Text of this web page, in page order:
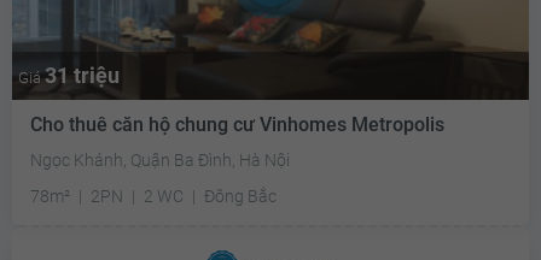
Giá 31 triệu
Cho thuê căn hộ chung cư Vinhomes Metropolis
Ngọc Khánh, Quận Ba Đình, Hà Nội
78m²
2PN 2 WC Đông Bắc